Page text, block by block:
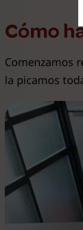
Cómo
Comenzamos
la picamos